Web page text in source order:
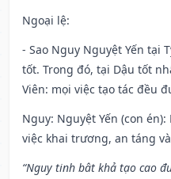
Ngoại lệ:
- Sao Nguy Nguyệt Yến tại
tốt. Trong đó, tại Dậu tốt
Viên: mọi việc tạo tác đều
Nguy: Nguyệt Yến (con
việc khai trương, an táng
“Nguy tinh bât khả tạo cao